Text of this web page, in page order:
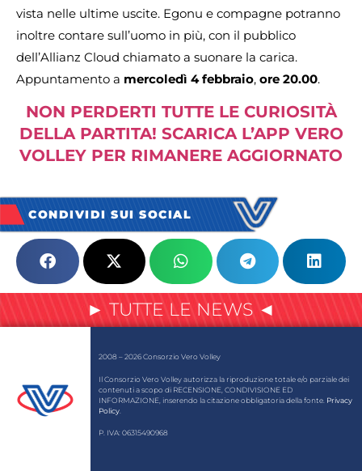
vista nelle ultime uscite. Egonu e compagne potranno
inoltre contare sull’uomo in più, con il pubblico
dell’Allianz Cloud chiamato a suonare la carica.
Appuntamento a mercoledì 4 febbraio, ore 20.00.
NON PERDERTI TUTTE LE CURIOSITÀ
DELLA PARTITA! SCARICA L’APP VERO
VOLLEY PER RIMANERE AGGIORNATO
CONDIVIDI SUI SOCIAL
► TUTTE LE NEWS ◄
2008 – 2026 Consorzio Vero Volley
Il Consorzio Vero Volley autorizza la riproduzione totale e/o parziale dei
contenuti a scopo di RECENSIONE, CONDIVISIONE ED
INFORMAZIONE, inserendo la citazione obbligatoria della fonte. Privacy
Policy
P. IVA: 06315490968